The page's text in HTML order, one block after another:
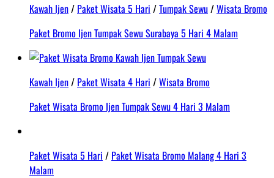
Kawah Ijen/ Paket Wisata 5 Hari /Tumpak Sewu/Wisata Bromo
Paket Bromo Ijen Tumpak Sewu Surabaya 5 Hari 4 Malam
Kawah Ijen/ Paket Wisata 4 Hari /Wisata Bromo
Paket Wisata Bromo Ijen Tumpak Sewu 4 Hari 3 Malam
Paket Wisata 5 Hari / Paket Wisata Bromo Malang 4 Hari 3
Malam